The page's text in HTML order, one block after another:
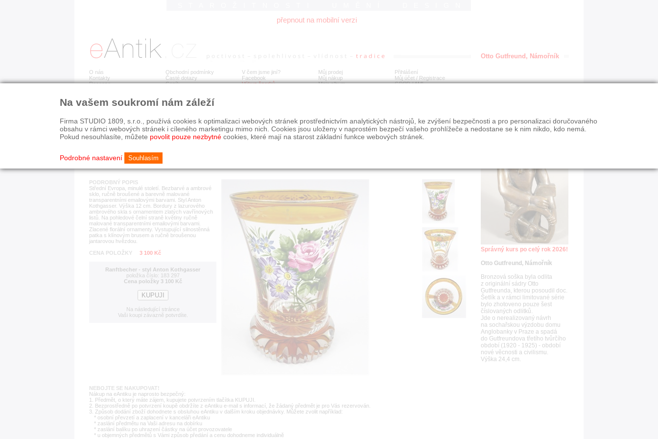
přepnout na mobilní verzi
O nás
Kontakty
Recenze
Obchodní podmínky
Časté dotazy
Ceník
V čem jsme jiní?
Facebook
Výkup šperků
Můj prodej
Můj nákup
Moje album
Přihlášení
Můj účet / Registrace
GDPR/AML
Detail položky č. 183 297 Ranftbecher - styl Anton Kothgasser
PODROBNÝ POPIS
Střední Evropa, minulé století. Bezbarvé a ambrové
sklo, ručně broušené a barevně malované
transparentními emailovými barvami. Styl Anton
Kothgasser. Výška 12 cm. Bordury z lazurového
ambrového skla s ornamentem zlatých vavřínových
listů. Na pohledové čelní straně květiny ručně
malované transparentními emailovými barvami.
Zlacené florální ornamenty. Vystupující silnostěnná
patka s klínovým brusem a ručně broušenou
jantarovou hvězdou.
CENA POLOŽKY
3 100 Kč
Ranftbecher - styl Anton Kothgasser
položka číslo: 183 297
Cena položky 3 100 Kč
Na následující stránce
Vaši koupi závazně potvrdíte.
NEBOJTE SE NAKUPOVAT!
Nákup na eAntiku je naprosto bezpečný:
1. Předmět, o který máte zájem, kupujete potvrzením tlačítka KUPUJI.
2. Bezprostředně po potvrzení koupě obdržíte z eAntiku e-mail s informací, že žádaný předmět je pro Vás rezervován.
3. Způsob dodání zboží dohodnete s obsluhou eAntiku v dalším kroku objednávky. Můžete zvolit například:
* osobní převzetí a zaplacení v kanceláři eAntiku
* zaslání předmětu na Vaši adresu na dobírku
* zaslání balíku po uhrazení částky na účet provozovatele
* u objemných předmětů s Vámi způsob předání a cenu dohodneme individuálně
Otto Gutfreund, Námořník
Správný kurs po celý rok 2026!
Otto Gutfreund, Námořník
Bronzová soška byla odlita
z originální sádry Otto
Gutfreunda, kterou posoudil doc.
Šetlík a v rámci limitované série
bylo zhotoveno pouze šest
číslovaných odlitků.
Jde o nerealizovaný návrh
na sochařskou výzdobu domu
Anglobanky v Praze a spadá
do Gutfreundova třetího tvůrčího
období (1920 - 1925) - období
nové věcnosti a civilismu.
Výška 24,4 cm.
Na vašem soukromí nám záleží
Firma STUDIO 1809, s.r.o., používá cookies k optimalizaci webových stránek prostřednictvím analytických nástrojů, ke zvýšení bezpečnosti a pro personalizaci doručovaného
obsahu v rámci webových stránek i cíleného marketingu mimo nich. Cookies jsou uloženy v naprostém bezpečí vašeho prohlížeče a nedostane se k nim nikdo, kdo nemá.
Pokud nesouhlasíte, můžete povolit pouze nezbytné cookies, které mají na starost základní funkce webových stránek.
Podrobné nastavení Souhlasím